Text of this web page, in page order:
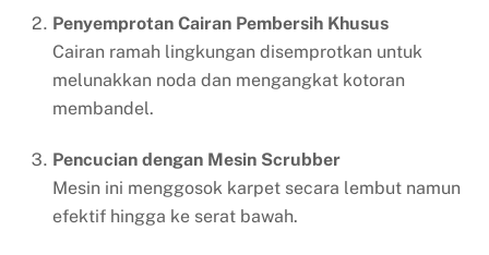
Penyemprotan Cairan Pembersih Khusus
Cairan ramah lingkungan disemprotkan untuk
melunakkan noda dan mengangkat kotoran
membandel.
Pencucian dengan Mesin Scrubber
Mesin ini menggosok karpet secara lembut namun
efektif hingga ke serat bawah.